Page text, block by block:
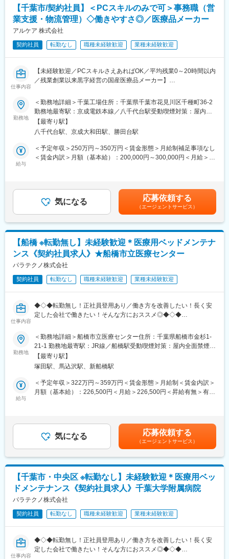
獲得しています。
変更の範囲：会社の定める業務
・営業ロジで生産性をアップし、サンプルの発送業務等を効率良
くする。
・営業活動のサポート業務を実施し、全体最適を目指す。
■組織構成：
部長1名、課長1名、メンバー4名が在籍。
籍しています。
同社は「人の役に立ちたい」「医療に貢献したい」という思いや
りを持った社員が活躍しており、お互いに助け合う風土が根付い
ています。
今から70年近く前、病院で骨折治療をする際には、看護師の方が
した。
「看護師の方の負担を軽くしたい」、「患者さんが早く治療を受
の開発に込められた創業者や社員の志が、アルケアの全ての原点
です。
変更の範囲：会社の定める業務
【千葉市/契約社員】＜PCスキルのみで可＞事務職（営
業支援・物流管理）◇働きやすさ◎／医療品メーカー
アルケア 株式会社
契約社員 転勤なし 職種未経験歓迎 業種未経験歓迎
仕事内容
【未経験歓迎／PCスキルさえあればOK／平均残業0～20時間以内
／残業創業以来黒字経営の国産医療品メーカー】
■主な業務内容：
・サンプル入出庫管理
・セールスフォースでの発送等に関わる業務（発送伝票の出力）
・展示会の物品管理および準備、発送業務
■その他業務内容：
・臨床試用書、カタログ、販促ツールの管理
・事業部の備品貸出
■お仕事のミッション：
・営業ロジで生産性をアップし、サンプルの発送業務等を効率良
■組織構成：
部長1名、課長1名、メンバー4名が在籍。
※千葉工場勤務の社員は2名、ほかアルバイト社員、派遣社員が在
◆◇◆アルケアについて◆◇◆
りを持った社員が活躍しており、お互いに助け合う風土が根付い
ています。
数時間かけて包帯に石膏を塗り込む「ギプス包帯」を作っていま
した。
「看護師の方の負担を軽くしたい」、「患者さんが早く治療を受
けられるようにしたい」という想いから、国内初の「スピードギ
し、現在では石膏ギプス包帯のスタンダードとなっています。こ
の開発に込められた創業者や社員の志が、アルケアの全ての原点
勤務地
＜勤務地詳細＞千葉工場住所：千葉県千葉市花見川区千種町36-2
勤務地最寄駅：京成電鉄本線／八千代台駅受動喫煙対策：屋内全
面禁煙変更の範囲：無
【最寄り駅】
八千代台駅、京成大和田駅、勝田台駅
給与
＜予定年収＞250万円～350万円＜賃金形態＞月給制補足事項なし
＜賃金内訳＞月額（基本給）：200,000円～300,000円＜月給＞
があります。月給(月額)は固定手当を含めた表記です。
気になる 応募依頼する
（エージェントサービス）
【船橋 ※転勤無し】未経験歓迎＊医療用ベッドメンテナ
ンス《契約社員求人》★船橋市立医療センター
パラテクノ株式会社
契約社員 転勤なし 職種未経験歓迎 業種未経験歓迎
仕事内容
◆◇◆転勤無し！正社員登用あり／働き方を改善したい！長く安
定した会社で働きたい！そんな方におススメ◎◆◇◆
【業務内容】
（1）：パラマウントベッド製品（ベッド、備品）の修理、点検
（2）：ベッド洗浄機によるベッド洗浄、洗浄後の清拭・メンテナ
ンス・ベッドメイク作業
（3）：病棟からの修理、点検、洗浄依頼受付、対応
（4）：病棟で使用している柵やマットレスの交換
（5）：パートスタッフの業務指導・教育、シフト作成
（6）：（1）～（4）の事務作業・管理
【求人の魅力】
■フォロー体制：
同社は医療用介護ベッド業界の最大手(シェアNo1)であるパラマウ
ントHDの中核企業となります。加えて、業務で扱う製品は機械は
パラマウント製品が主となり、業界最高峰の製品や技術に触れる
【同社について】
同社は医療介護用ベッド国内No1シェアを有するパラマウントベ
国内において約7割の業界TOPシェアを誇り海外でも高いシェアを
獲得しています。
勤務地
＜勤務地詳細＞船橋市立医療センター住所：千葉県船橋市金杉1-
21-1 勤務地最寄駅：JR線／船橋駅受動喫煙対策：屋内全面禁煙変
更の範囲：会社の定める事業所
【最寄り駅】
塚田駅、馬込沢駅、新船橋駅
給与
＜予定年収＞322万円～359万円＜賃金形態＞月給制＜賃金内訳＞
月額（基本給）：226,500円＜月給＞226,500円＜昇給有無＞有＜
安の金額であり、選考を通じて上下する可能性があります。月給
(月額)は固定手当を含めた表記です。
気になる 応募依頼する
（エージェントサービス）
【千葉市・中央区 ※転勤なし】未経験歓迎＊医療用ベッ
ドメンテナンス《契約社員求人》千葉大学附属病院
パラテクノ株式会社
契約社員 転勤なし 職種未経験歓迎 業種未経験歓迎
仕事内容
◆◇◆転勤無し！正社員登用あり／働き方を改善したい！長く安
定した会社で働きたい！そんな方におススメ◎◆◇◆